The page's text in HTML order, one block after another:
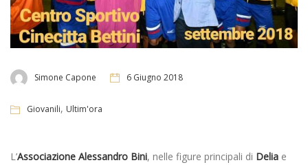
Simone Capone 6 Giugno 2018
Giovanili, Ultim'ora
L’Associazione Alessandro Bini, nelle figure principali di Delia e